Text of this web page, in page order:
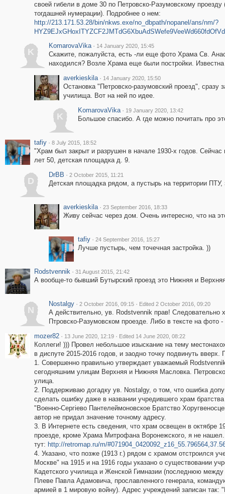
своей гибели в доме 30 по Петровско-Разумовскому проезду
тогдашней нумерации). Подробнее о нем:
http://213.171.53.28/bin/nkws.exe/no_dbpath/nopanel/ans/nm/?
K
KomarovaVika · 14 January 2020, 15:45
Скажите, пожалуйста, есть -ли еще фото Храма Св.
находился? Возле Храма еще были постройки.
averkieskila · 14 January 2020, 15:50
Остановка "Петровско-разумовский проезд", сразу
училища. Вот на ней по идее.
K
KomarovaVika · 19 January 2020, 13:42
Большое спасибо. А где можно почитать про
tafiy · 8 July 2015, 18:52
"Храм был закрыт и разрушен в начале 1930-х годов.
лет 50, детская площадка д. 9.
D
DrBB · 2 October 2015, 11:21
Детская площадка рядом, а пустырь на территории ПТУ,
averkieskila · 23 September 2016, 18:33
Живу сейчас через дом. Очень интересно, что на
tafiy · 24 September 2016, 15:27
Лучше пустырь, чем точечная застройка. ))
Rodstvennik · 31 August 2015, 21:42
А вообще-то бывший Бутырский проезд это Нижняя и
N
Nostalgy · 2 October 2016, 09:15 · Edited 2 October 2016, 09:20
А действительно, ув. Rodstvennik прав! Следовательно
Птровско-Разумовском проезде. Либо в тексте на фото
mozer82 · 13 June 2020, 12:19 · Edited 14 June 2020, 08:22
Коллеги! ))) Провел небольшое изыскание на тему
в диспуте 2015-2016 годов, и заодно точку подвинуть вверх.
1. Совершенно правильно утверждает уважаемый
сегодняшним улицам Верхняя и Нижняя Масловка.
улица.
2. Поддерживаю догадку ув. Nostalgy, о том, что ошибка
сделать ошибку даже в названии учредившего храм
"Военно-Сергіево Пантелеймоновское Братство
автор не придал значение точному адресу.
3. В Интернете есть сведения, что храм освещен в октябре
проезде, кроме Храма Митрофана Воронежского, я не
тут: http://retromap.ru/m/
4. Указано, что позже (1913 г.) рядом с храмом отстроился
Москве" на 1915 и на 1916 годы указано о существовании
Кадетского училища и Женской Гимназии (последнюю
Плеве Павла Адамовича, прославленного генерала,
армией в 1 мировую войну). Адрес учреждений записан так: